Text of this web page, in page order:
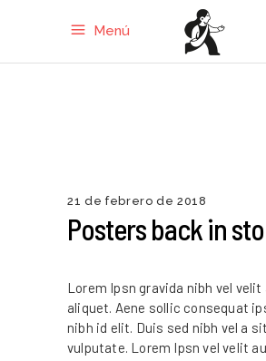
Menú
21 de febrero de 2018
Posters back in
Lorem Ipsn gravida nibh vel
aliquet. Aene sollic consequat
nibh id elit. Duis sed nibh vel a
vulputate. Lorem Ipsn vel velit